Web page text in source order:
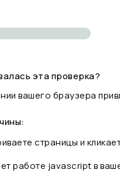
эта проверка?
вашего браузера
страницы и
работе javascript в